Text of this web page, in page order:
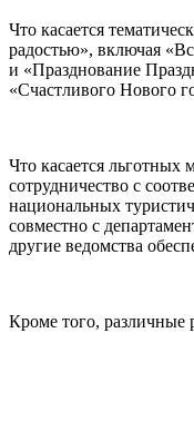
Что касается
радостью», включая
и «Празднование
«Счастливого Нового
Что касается льготных
сотрудничество с
национальных
совместно с
другие ведомства
Кроме того, различные